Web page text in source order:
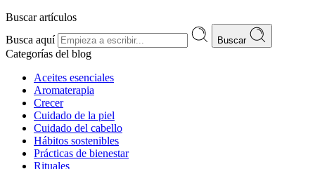
Buscar artículos
Busca aquí
Buscar
Categorías del blog
Aceites esenciales
Aromaterapia
Crecer
Cuidado de la piel
Cuidado del cabello
Hábitos sostenibles
Prácticas de bienestar
Rituales